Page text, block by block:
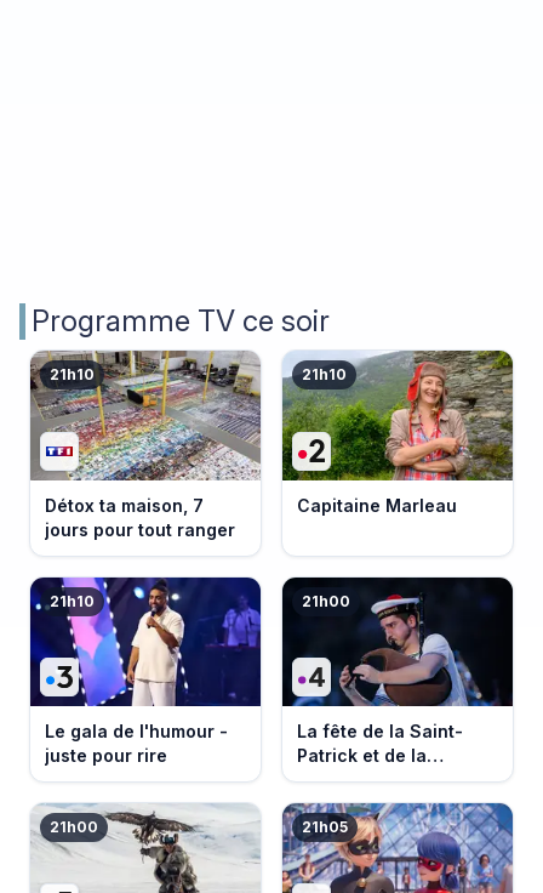
Programme TV ce soir
21h10
Détox ta maison, 7
jours pour tout ranger
21h10
Capitaine Marleau
21h10
Le gala de l'humour -
juste pour rire
21h00
La fête de la Saint-
Patrick et de la
Bretagne
21h00 21h05